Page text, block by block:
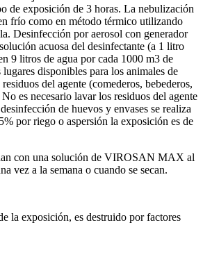
de exposición de 3 horas. La nebulización
frío como en método térmico utilizando
Desinfección por aerosol con generador
acuosa del desinfectante (a 1 litro
9 litros de agua por cada 1000 m3 de
disponibles para los animales de
del agente (comederos, bebederos,
No es necesario lavar los residuos del agente
de huevos y envases se realiza
por riego o aspersión la exposición es de
con una solución de VIROSAN MAX al
vez a la semana o cuando se secan.
la exposición, es destruido por factores